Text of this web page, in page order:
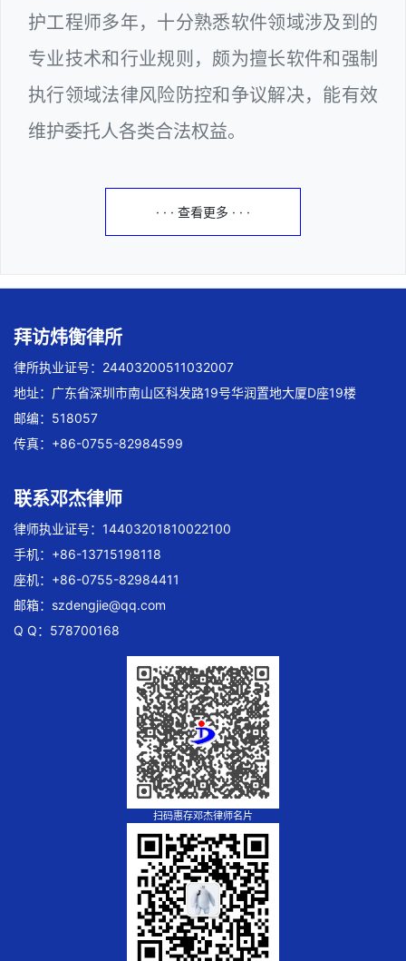
护工程师多年，十分熟悉软件领域涉及到的
专业技术和行业规则，颇为擅长软件和强制
执行领域法律风险防控和争议解决，能有效
维护委托人各类合法权益。
· · · 查看更多 · · ·
拜访炜衡律所
律所执业证号：24403200511032007
地址：广东省深圳市南山区科发路19号华润置地大厦D座19楼
邮编：518057
传真：+86-0755-82984599
联系邓杰律师
律师执业证号：14403201810022100
手机：+86-13715198118
座机：+86-0755-82984411
邮箱： szdengjie@qq.com
Q Q：578700168
扫码惠存邓杰律师名片